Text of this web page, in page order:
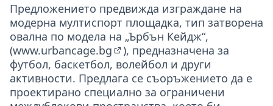
Предложението предвижда изграждане на
модерна мултиспорт площадка, тип затворена
овална по модела на „Ърбън Кейдж“,
(www.urbancage.bg
(Външна връзка)
), предназначена за
футбол, баскетбол, волейбол и други
активности. Предлага се съоръжението да е
проектирано специално за ограничени